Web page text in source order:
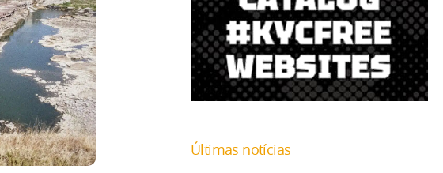
Últimas notícias